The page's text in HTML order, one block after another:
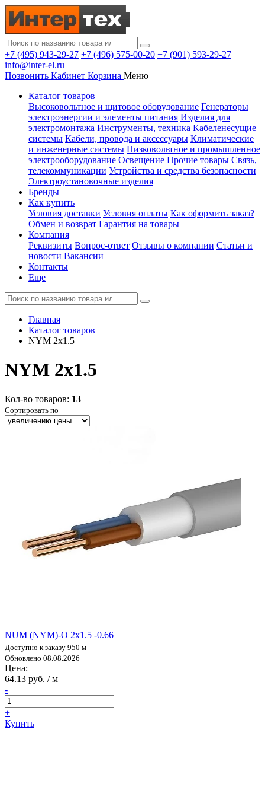
+7 (495) 943-29-27 +7 (496) 575-00-20 +7 (901) 593-29-27
info@inter-el.ru
Позвонить Кабинет Корзина Меню
Каталог товаров
Высоковольтное и щитовое оборудование Генераторы
электроэнергии и элементы питания Изделия для
электромонтажа Инструменты, техника Кабеленесущие
системы Кабели, провода и аксессуары Климатические
и инженерные системы Низковольтное и промышленное
электрооборудование Освещение Прочие товары Связь,
телекоммуникации Устройства и средства безопасности
Электроустановочные изделия
Бренды
Как купить
Условия доставки Условия оплаты Как оформить заказ?
Обмен и возврат Гарантия на товары
Компания
Реквизиты Вопрос-ответ Отзывы о компании Статьи и
новости Вакансии
Контакты
Еще
Главная
Каталог товаров
NYM 2x1.5
NYM 2x1.5
Кол-во товаров: 13
Сортировать по
NUM (NYM)-O 2х1.5 -0.66
Доступно к заказу 950 м
Обновлено 08.08.2026
Цена:
64.13 руб. / м
-
+
Купить